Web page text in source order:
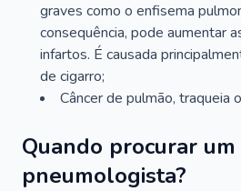
graves como o enfisema
consequência, pode aumentar
infartos. É causada
de cigarro;
Câncer de pulmão, traqueia
Quando procurar um
pneumologista?